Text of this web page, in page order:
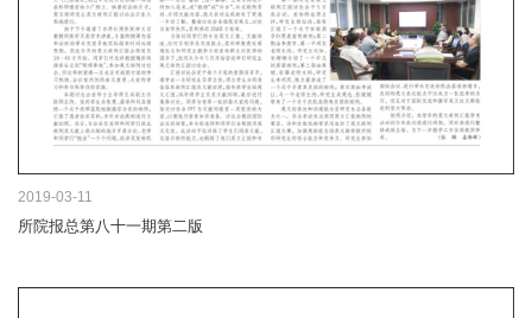
2019-03-11
所院报总第八十一期第二版